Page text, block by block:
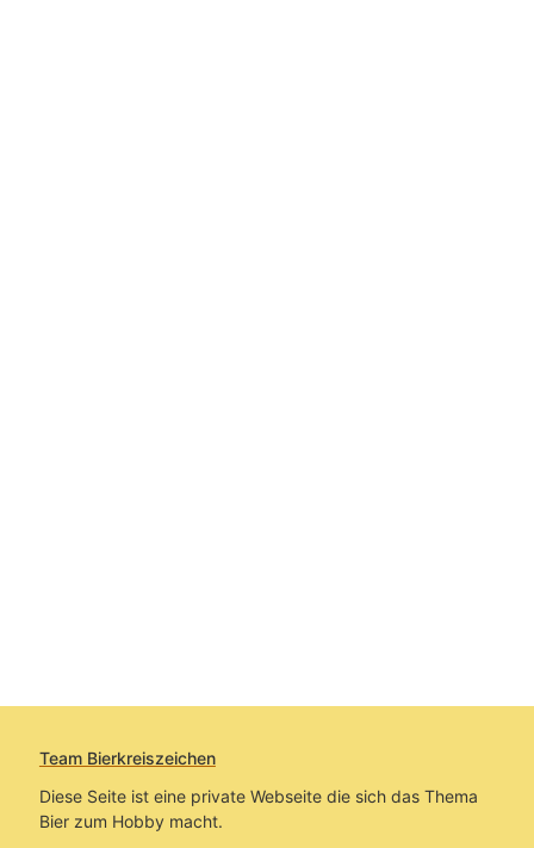
Team Bierkreiszeichen
Diese Seite ist eine private Webseite die sich das Thema
Bier zum Hobby macht.